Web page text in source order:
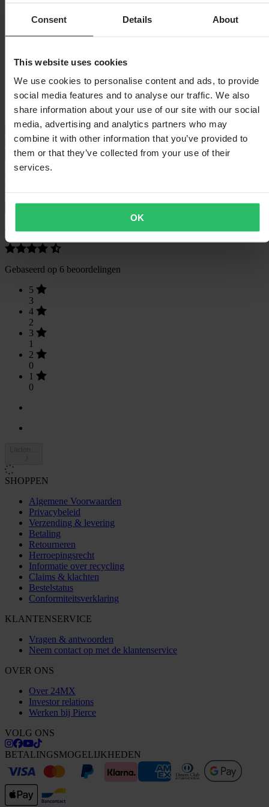
Consent Details About
This website uses cookies
We use cookies to personalise content and ads, to provide
social media features and to analyse our traffic. We also
share information about your use of our site with our social
media, advertising and analytics partners who may
combine it with other information that you’ve provided to
them or that they’ve collected from your use of their
services.
OK
CE EN 1621-3 Level 1
Verpakkingslengte
Hoogte Verpakking145
KledingmaatS
Verpakkingsbreedte360
Maattabel
Verzending & retouren
Veiligheidsinformatie
4.33
Gebaseerd op 6 beoordelingen
5
3
4
2
3
1
2
0
1
0
SHOPPEN
Algemene Voorwaarden
Privacybeleid
Verzending & levering
Betaling
Retourneren
Herroepingsrecht
Informatie over recycling
Claims & klachten
Bestelstatus
Conformiteitsverklaring
KLANTENSERVICE
Vragen & antwoorden
Neem contact op met de klantenservice
OVER ONS
Over 24MX
Investor relations
Werken bij Pierce
VOLG ONS
BETALINGSMOGELIJKHEDEN